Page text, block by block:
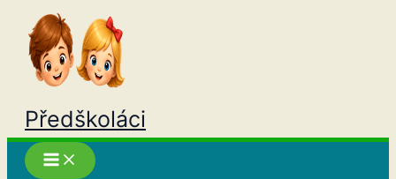
Přeskočit
obsah
Předškoláci